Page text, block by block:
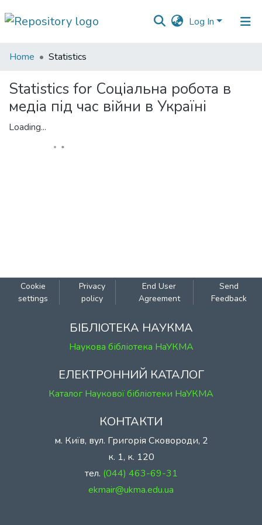
Log In
Communities
Collections
All of DSpace
Home Statistics
Statistics for Cоціальна робота в
медіа під час війни в Україні
Loading...
Cookie
settings
Privacy
policy
End User
Agreement
Send
Feedback
БІБЛІОТЕКА НАУКМА
Наукова бібліотека НаУКМА
ЕЛЕКТРОННИЙ КАТАЛОГ
Каталог Наукової бібліотеки НаУКМА
КОНТАКТИ
м. Київ, вул. Григорія Сковороди, 2
к. 1, к. 120
тел. (044) 463-69-31
ekmair@ukma.edu.ua